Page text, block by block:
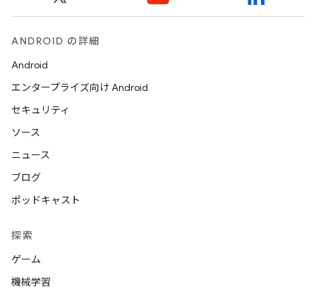
ANDROID の詳細
Android
エンタープライズ向け Android
セキュリティ
ソース
ニュース
ブログ
ポッドキャスト
探索
ゲーム
機械学習